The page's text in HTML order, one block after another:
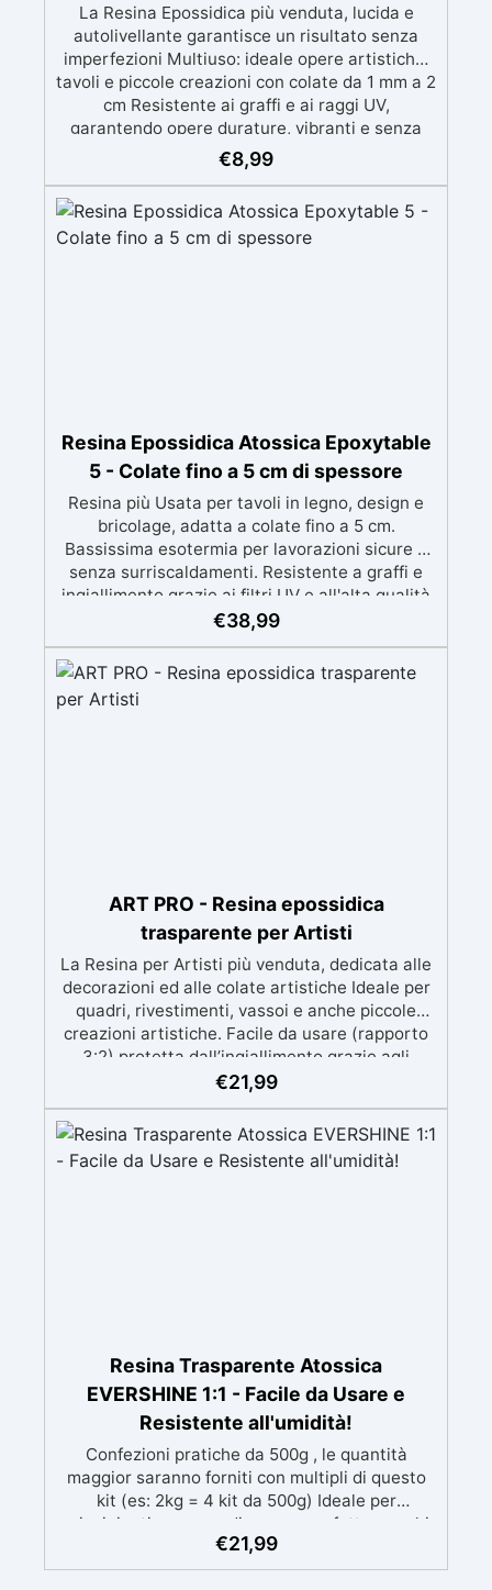
La Resina Epossidica più venduta, lucida e
autolivellante garantisce un risultato senza
imperfezioni Multiuso: ideale opere artistiche,
tavoli e piccole creazioni con colate da 1 mm a 2
cm Resistente ai graffi e ai raggi UV,
garantendo opere durature, vibranti e senza
ingiallimenti nel tempo Bassa viscosità e
formula anti-bolle per risultati impeccabili,
Certificata Atossica post catalisi per contatto
con la pelle, BPA free e VoC Free
€8,99
Resina Epossidica Atossica Epoxytable
5 - Colate fino a 5 cm di spessore
Resina più Usata per tavoli in legno, design e
bricolage, adatta a colate fino a 5 cm.
Bassissima esotermia per lavorazioni sicure e
senza surriscaldamenti. Resistente a graffi e
ingiallimento grazie ai filtri UV e all'alta qualità
meccanica. Bassa viscosità per eliminare bolle
BPA/VOC free e certificata per il contatto
prolungato con la pelle.
€38,99
ART PRO - Resina epossidica
trasparente per Artisti
La Resina per Artisti più venduta, dedicata alle
decorazioni ed alle colate artistiche Ideale per
quadri, rivestimenti, vassoi e anche piccole
creazioni artistiche. Facile da usare (rapporto
3:2) protetta dall’ingiallimento grazie agli
speciali filtri UV Formula densa : non cola via,
in 12-24h garantendo una superficie lucida e
brillante
€21,99
Resina Trasparente Atossica
EVERSHINE 1:1 - Facile da Usare e
Resistente all'umidità!
Confezioni pratiche da 500g , le quantità
maggior saranno forniti con multipli di questo
kit (es: 2kg = 4 kit da 500g) Ideale per
principianti: a prova di errore, perfetta per chi
inizia. Sempre lucida: garantisce una finitura
brillante e uniforme in ogni condizione.
€21,99